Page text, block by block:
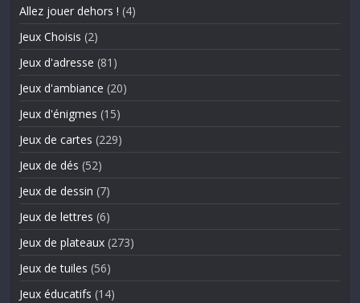
Allez jouer dehors ! (4)
Jeux Choisis (2)
Jeux d'adresse (81)
Jeux d'ambiance (20)
Jeux d'énigmes (15)
Jeux de cartes (229)
Jeux de dés (52)
Jeux de dessin (7)
Jeux de lettres (6)
Jeux de plateaux (273)
Jeux de tuiles (56)
Jeux éducatifs (14)